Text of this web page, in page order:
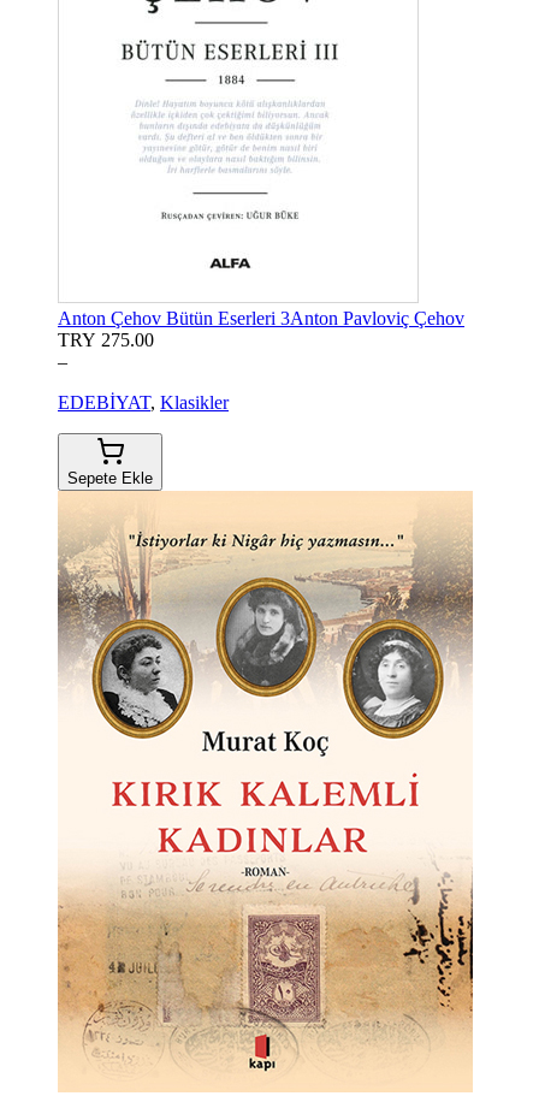
Anton Çehov Bütün Eserleri 3Anton Pavloviç Çehov
TRY 275.00
–
EDEBİYAT, Klasikler
Sepete Ekle